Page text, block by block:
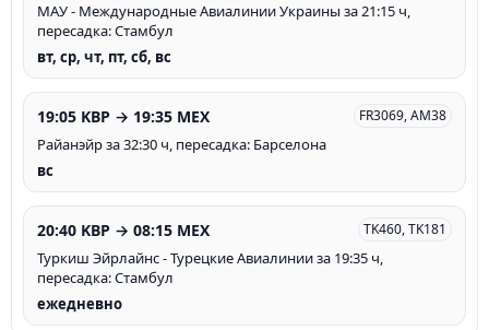
МАУ - Международные Авиалинии Украины за 21:15 ч,
пересадка: Стамбул
вт, ср, чт, пт, сб, вс
19:05 KBP → 19:35 MEX FR3069, AM38
Райанэйр за 32:30 ч, пересадка: Барселона
вс
20:40 KBP → 08:15 MEX TK460, TK181
Туркиш Эйрлайнс - Турецкие Авиалинии за 19:35 ч,
пересадка: Стамбул
ежедневно